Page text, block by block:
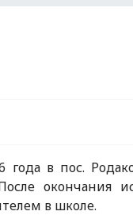
в пос.
окончания
в школе.